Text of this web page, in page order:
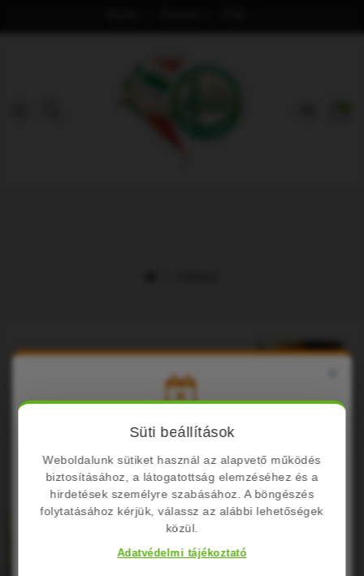
Süti beállítások
Weboldalunk sütiket használ az alapvető működés
biztosításához, a látogatottság elemzéséhez és a
hirdetések személyre szabásához. A böngészés
folytatásához kérjük, válassz az alábbi lehetőségek
közül.
Adatvédelmi tájékoztató
Nyári Üzemszünet Tájékoztató
Kedves Látogatóink!
Cégünk nyári szabadság miatt zárva tart.
Zárvatartás: Augusztus 10. – Augusztus
24.
Árnyékoló háló
(2)
Függőágy (3)
Gyermek
védelem (6)